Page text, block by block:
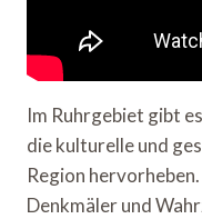
Im Ruhrgebiet gibt
die kulturelle und
Region
Denkmäler und